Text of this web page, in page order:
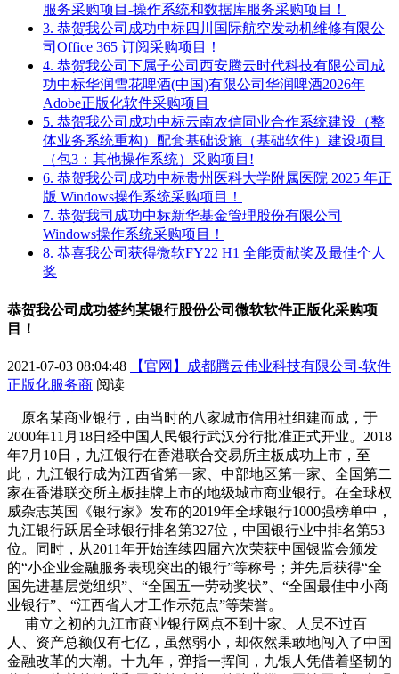
服务采购项目-操作系统和数据库服务采购项目！
3. 恭贺我公司成功中标四川国际航空发动机维修有限公
司Office 365 订阅采购项目！
4. 恭贺我公司下属子公司西安腾云时代科技有限公司成
功中标华润雪花啤酒(中国)有限公司华润啤酒2026年
Adobe正版化软件采购项目
5. 恭贺我公司成功中标云南农信同业合作系统建设（整
体业务系统重构）配套基础设施（基础软件）建设项目
（包3：其他操作系统）采购项目!
6. 恭贺我公司成功中标贵州医科大学附属医院 2025 年正
版 Windows操作系统采购项目！
7. 恭贺我司成功中标新华基金管理股份有限公司
Windows操作系统采购项目！
8. 恭喜我公司获得微软FY22 H1 全能贡献奖及最佳个人
奖
恭贺我公司成功签约某银行股份公司微软软件正版化采购项
目！
2021-07-03 08:04:48
【官网】成都腾云伟业科技有限公司-软件
正版化服务商 阅读
原名某商业银行，由当时的八家城市信用社组建而成，于
2000年11月18日经中国人民银行武汉分行批准正式开业。2018
年7月10日，九江银行在香港联合交易所主板成功上市，至
此，九江银行成为江西省第一家、中部地区第一家、全国第二
家在香港联交所主板挂牌上市的地级城市商业银行。在全球权
威杂志英国《银行家》发布的2019年全球银行1000强榜单中，
九江银行跃居全球银行排名第327位，中国银行业中排名第53
位。同时，从2011年开始连续四届六次荣获中国银监会颁发
的“小企业金融服务表现突出的银行”等称号；并先后获得“全
国先进基层党组织”、“全国五一劳动奖状”、“全国最佳中小商
业银行”、“江西省人才工作示范点”等荣誉。
甫立之初的九江市商业银行网点不到十家、人员不过百
人、资产总额仅有七亿，虽然弱小，却依然果敢地闯入了中国
金融改革的大潮。十九年，弹指一挥间，九银人凭借着坚韧的